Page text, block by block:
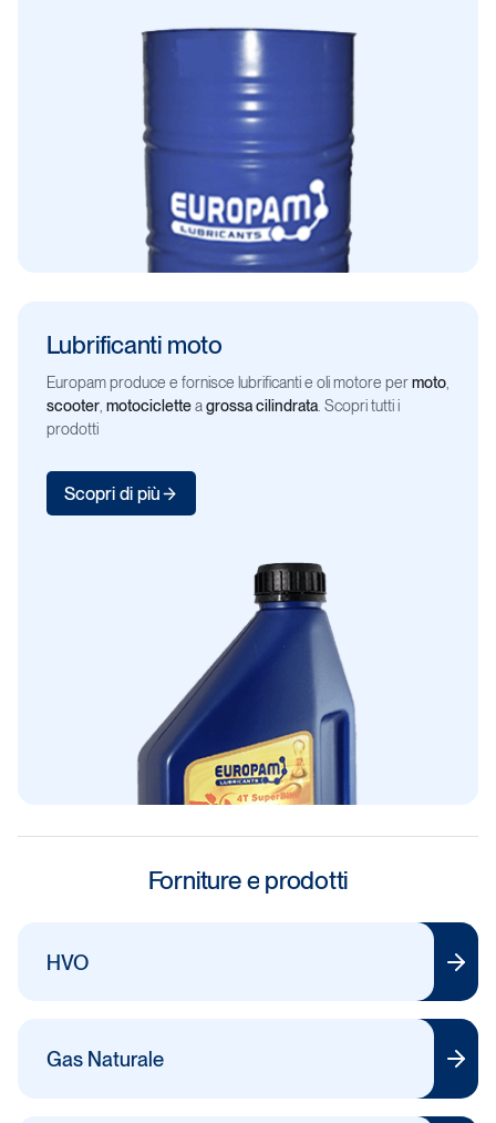
Lubrificanti moto
Europam produce e fornisce lubrificanti e oli motore permoto,
scooter, motocicletteagrossa cilindrata. Scopri tutti i
prodotti
Scopri di più
Forniture e prodotti
HVO
Gas Naturale